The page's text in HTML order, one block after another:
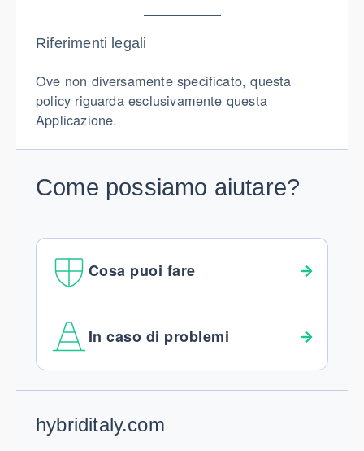
Riferimenti legali
Ove non diversamente specificato, questa
policy riguarda esclusivamente questa
Applicazione.
Come possiamo aiutare?
Cosa puoi fare
In caso di problemi
hybriditaly.com